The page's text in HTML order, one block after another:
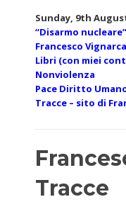
Sunday, 9th
“Disarmo
Francesco
Libri (con miei
Nonviolenza
Pace Diritto
Tracce – sito di
Tracce